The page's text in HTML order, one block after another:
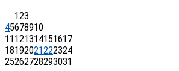
123
45678910
11121314151617
18192021222324
25262728293031